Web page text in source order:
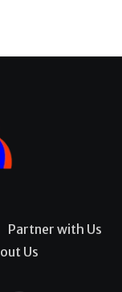
Partner with Us
Us